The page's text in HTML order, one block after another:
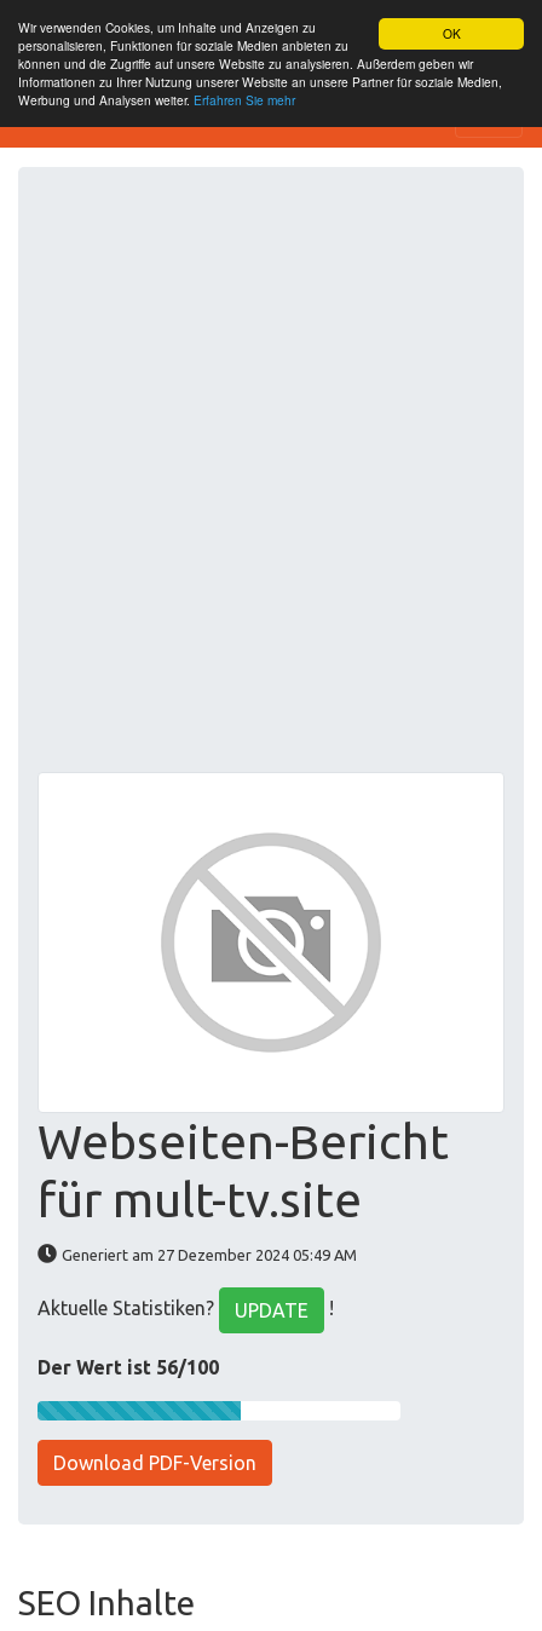
OK
Wir verwenden Cookies, um Inhalte und Anzeigen zu
personalisieren, Funktionen für soziale Medien anbieten zu
können und die Zugriffe auf unsere Website zu analysieren. Außerdem geben wir
Informationen zu Ihrer Nutzung unserer Website an unsere Partner für soziale Medien,
Werbung und Analysen weiter. Erfahren Sie mehr
SEO Analytics
Webseiten-Bericht
für mult-tv.site
Generiert am 27 Dezember 2024 05:49 AM
Aktuelle Statistiken? UPDATE !
Der Wert ist 56/100
Download PDF-Version
SEO Inhalte